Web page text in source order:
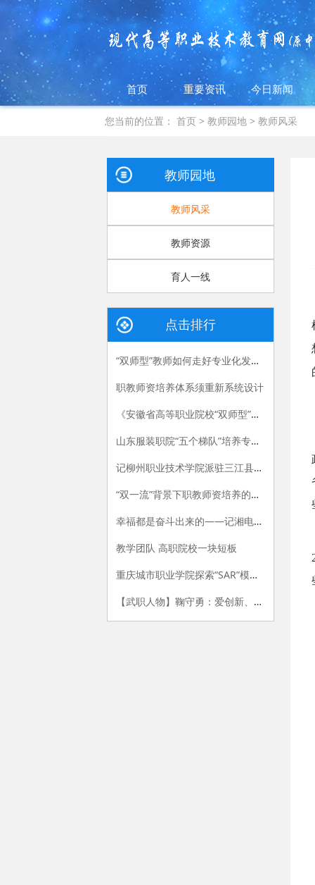
首页 重要资讯 今日新闻
您当前的位置：首页 >教师园地 >教师风采
教师园地
教师风采
教师资源
育人一线
点击排行
“双师型”教师如何走好专业化发展路
职教师资培养体系须重新系统设计
《安徽省高等职业院校“双师型”教师认定办法（试行）》和《安徽省高等职业院校“双师型”教师认定标准（试行）》
山东服装职院“五个梯队”培养专任教师
记柳州职业技术学院派驻三江县独峒镇岜团村“第一书记”陈月明
“双一流”背景下职教师资培养的困境
幸福都是奋斗出来的——记湘电集团劳动模范、湖南电气职院教师程一凡
教学团队 高职院校一块短板
重庆城市职业学院探索“SAR”模式加强思政教师队伍建设
【武职人物】鞠守勇：爱创新、勤科研、懂学生的“博士哥”